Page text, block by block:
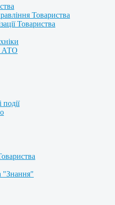
Товариства
Товариства
АТО
події
"Знання"